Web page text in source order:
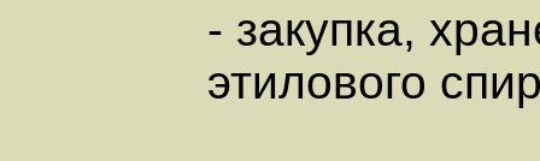
- закупка,
этилового